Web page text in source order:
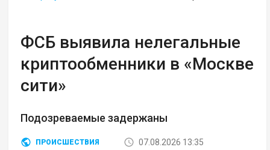
ФСБ выявила нелегальные
криптообменники в «Москве
сити»
Подозреваемые задержаны
ПРОИСШЕСТВИЯ
07.08.2026 13:35